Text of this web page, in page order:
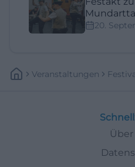
20.
Veranstaltungen